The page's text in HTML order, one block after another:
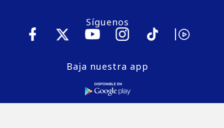
Síguenos
Baja nuestra app